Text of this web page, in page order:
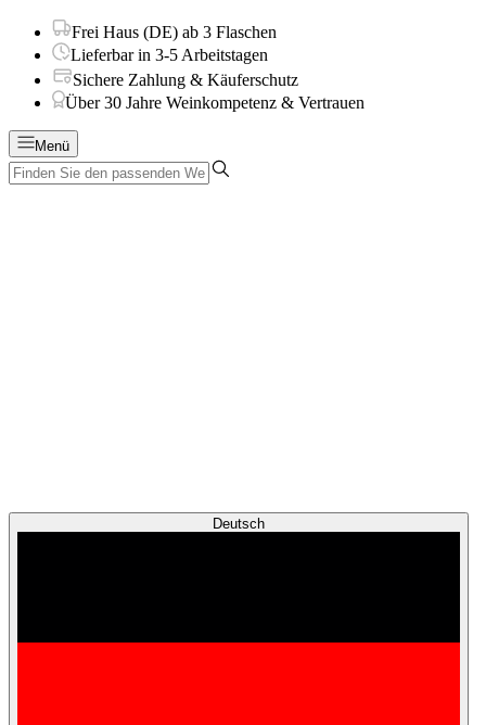
Frei Haus (DE) ab 3 Flaschen
Lieferbar in 3-5 Arbeitstagen
Sichere Zahlung & Käuferschutz
Über 30 Jahre Weinkompetenz & Vertrauen
Menü
Deutsch